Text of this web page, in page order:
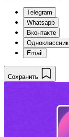
Telegram
Whatsapp
Вконтакте
Email
Сохранить